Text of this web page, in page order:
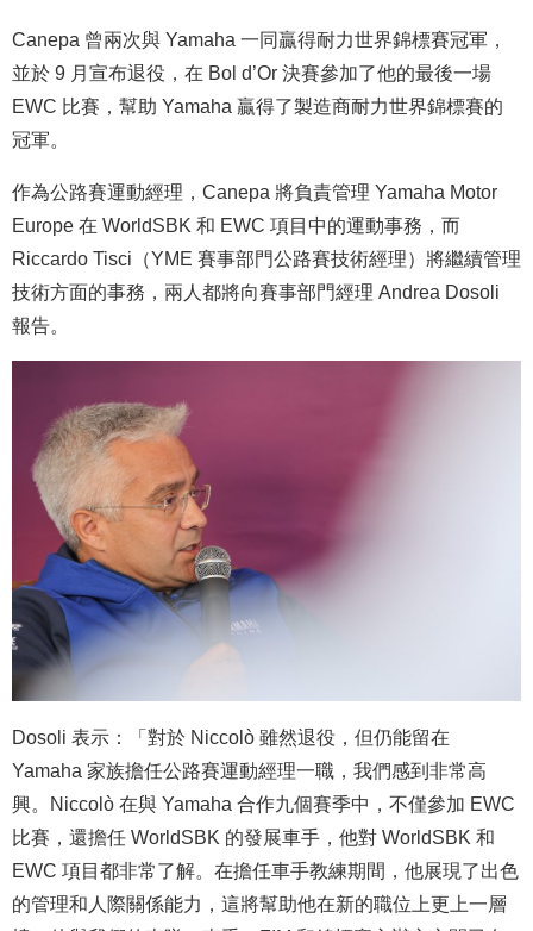
Canepa 曾兩次與 Yamaha 一同贏得耐力世界錦標賽冠軍，
並於 9 月宣布退役，在 Bol d’Or 決賽參加了他的最後一場
EWC 比賽，幫助 Yamaha 贏得了製造商耐力世界錦標賽的
冠軍。
作為公路賽運動經理，Canepa 將負責管理 Yamaha Motor
Europe 在 WorldSBK 和 EWC 項目中的運動事務，而
Riccardo Tisci（YME 賽事部門公路賽技術經理）將繼續管理
技術方面的事務，兩人都將向賽事部門經理 Andrea Dosoli
報告。
Dosoli 表示：「對於 Niccolò 雖然退役，但仍能留在
Yamaha 家族擔任公路賽運動經理一職，我們感到非常高
興。Niccolò 在與 Yamaha 合作九個賽季中，不僅參加 EWC
比賽，還擔任 WorldSBK 的發展車手，他對 WorldSBK 和
EWC 項目都非常了解。在擔任車手教練期間，他展現了出色
的管理和人際關係能力，這將幫助他在新的職位上更上一層